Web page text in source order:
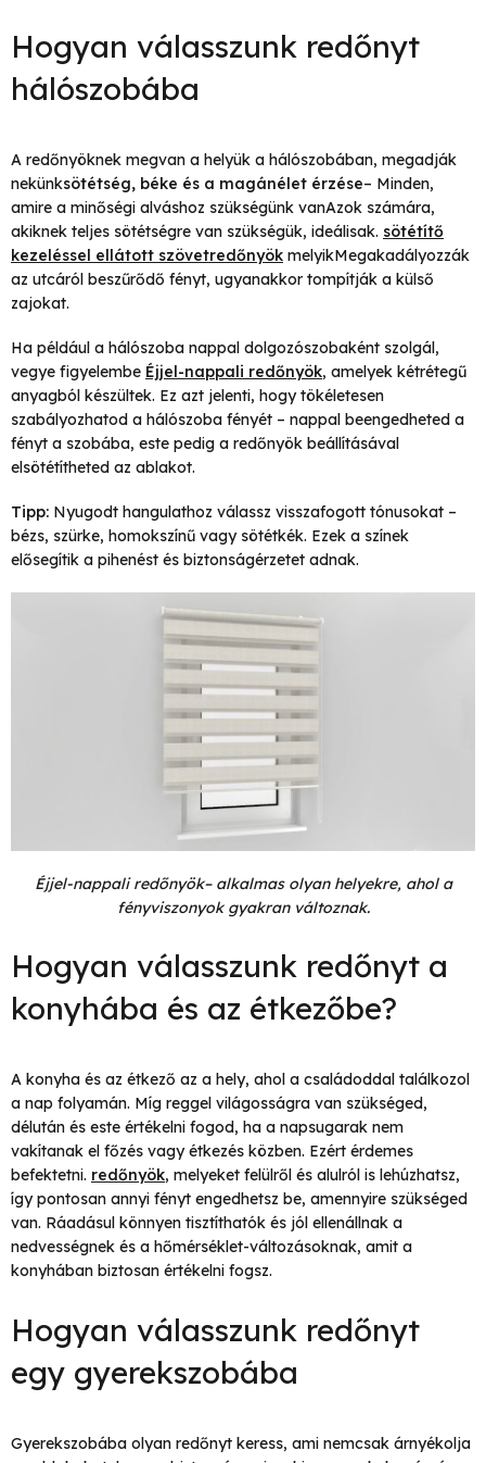
Hogyan válasszunk redőnyt
hálószobába
A redőnyöknek megvan a helyük a hálószobában, megadják
nekünksötétség, béke és a magánélet érzése– Minden,
amire a minőségi alváshoz szükségünk vanAzok számára,
akiknek teljes sötétségre van szükségük, ideálisak. sötétítő
kezeléssel ellátott szövetredőnyök melyikMegakadályozzák
az utcáról beszűrődő fényt, ugyanakkor tompítják a külső
zajokat.
Ha például a hálószoba nappal dolgozószobaként szolgál,
vegye figyelembe Éjjel-nappali redőnyök, amelyek kétrétegű
anyagból készültek. Ez azt jelenti, hogy tökéletesen
szabályozhatod a hálószoba fényét – nappal beengedheted a
fényt a szobába, este pedig a redőnyök beállításával
elsötétítheted az ablakot.
Tipp: Nyugodt hangulathoz válassz visszafogott tónusokat –
bézs, szürke, homokszínű vagy sötétkék. Ezek a színek
elősegítik a pihenést és biztonságérzetet adnak.
Éjjel-nappali redőnyök– alkalmas olyan helyekre, ahol a
fényviszonyok gyakran változnak.
Hogyan válasszunk redőnyt a
konyhába és az étkezőbe?
A konyha és az étkező az a hely, ahol a családoddal találkozol
a nap folyamán. Míg reggel világosságra van szükséged,
délután és este értékelni fogod, ha a napsugarak nem
vakítanak el főzés vagy étkezés közben. Ezért érdemes
befektetni. redőnyök, melyeket felülről és alulról is lehúzhatsz,
így pontosan annyi fényt engedhetsz be, amennyire szükséged
van. Ráadásul könnyen tisztíthatók és jól ellenállnak a
nedvességnek és a hőmérséklet-változásoknak, amit a
konyhában biztosan értékelni fogsz.
Hogyan válasszunk redőnyt
egy gyerekszobába
Gyerekszobába olyan redőnyt keress, ami nemcsak árnyékolja